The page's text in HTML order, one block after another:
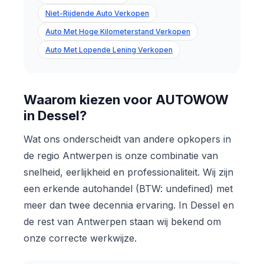
Niet-Rijdende Auto Verkopen
Auto Met Hoge Kilometerstand Verkopen
Auto Met Lopende Lening Verkopen
Waarom kiezen voor AUTOWOW
in Dessel?
Wat ons onderscheidt van andere opkopers in
de regio Antwerpen is onze combinatie van
snelheid, eerlijkheid en professionaliteit. Wij zijn
een erkende autohandel (BTW: undefined) met
meer dan twee decennia ervaring. In Dessel en
de rest van Antwerpen staan wij bekend om
onze correcte werkwijze.